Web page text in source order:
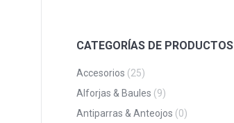
CATEGORÍAS DE PRODUCTOS
Accesorios (25)
Alforjas & Baules (9)
Antiparras & Anteojos (0)